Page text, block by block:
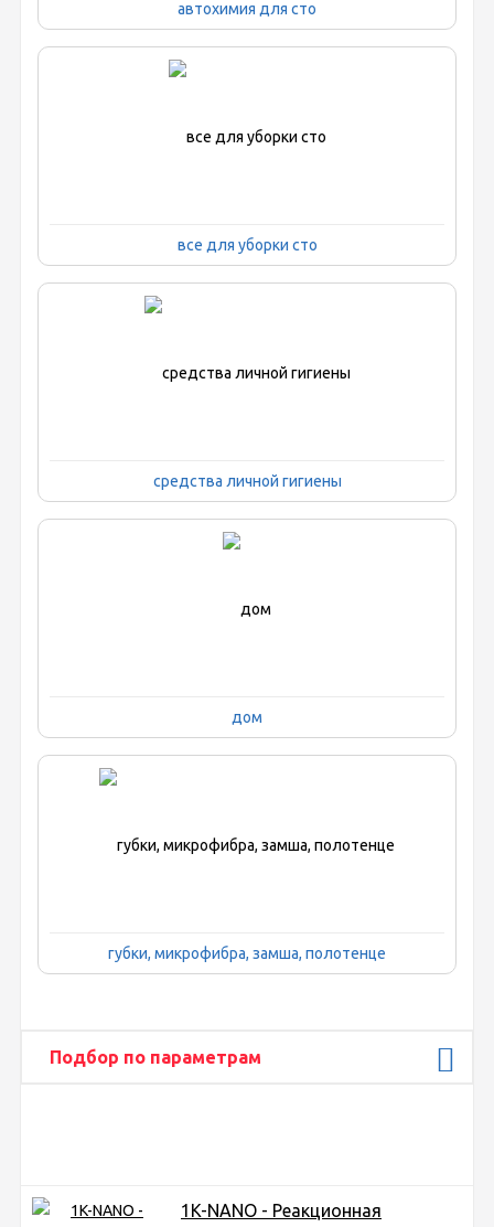
автохимия для сто
все для уборки сто
средства личной гигиены
дом
губки, микрофибра, замша, полотенце
Подбор по параметрам
1K-NANO - Реакционная